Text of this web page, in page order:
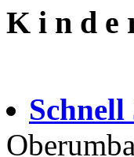
K i n d e